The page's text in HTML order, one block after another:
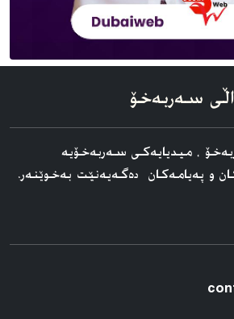
سه‌ربه‌خۆ
، میدیایەکی سەربەخۆیە
و پەیامەکان دەگەیەنێت بەخوێنەر.